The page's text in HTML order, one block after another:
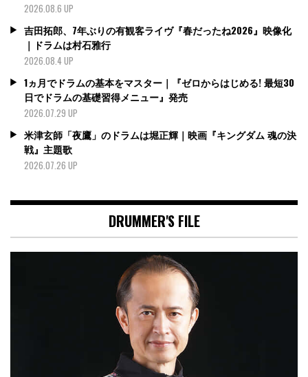
2026.08.6 UP
吉田拓郎、7年ぶりの有観客ライヴ『春だったね2026』映像化
｜ドラムは村石雅行
2026.08.4 UP
1ヵ月でドラムの基本をマスター｜『ゼロからはじめる! 最短30
日でドラムの基礎習得メニュー』発売
2026.07.29 UP
米津玄師「夜鷹」のドラムは堀正輝｜映画『キングダム 魂の決
戦』主題歌
2026.07.26 UP
DRUMMER'S FILE